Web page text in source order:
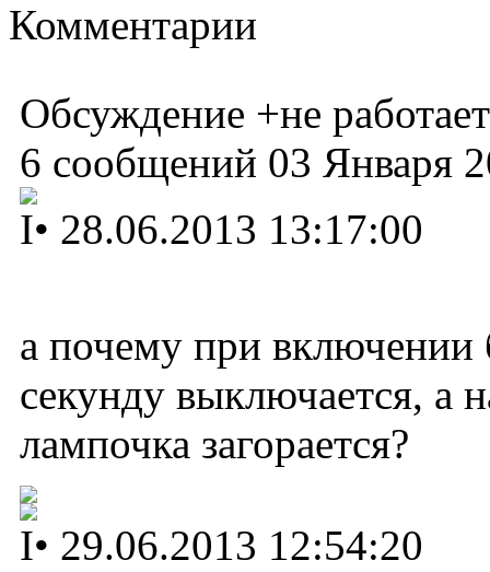
Комментарии
Обсуждение +не
6 сообщений 03 Января
I• 28.06.2013 13:17:00
а почему при включении
секунду выключается, а
лампочка загорается?
I• 29.06.2013 12:54:20